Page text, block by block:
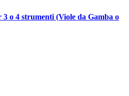
3 o 4 strumenti (Viole da Gamba o